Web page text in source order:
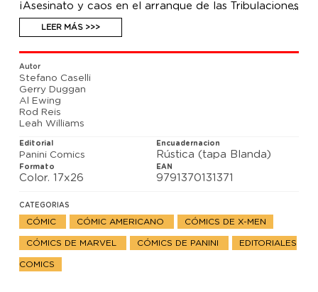
¡Asesinato y caos en el arranque de las Tribulaciones
de X! La Bruja Escarlata ha sido asesinada. Factor-X
investiga, mientras todas las pistas apuntan hacia
Magneto. SWORD aborda importantes asuntos
galácticos, como la Aniquilación Final. Un gran mal
acecha a Los Nuevos Mutantes desde las sombras.
Problemas en Irlanda exigen que Los Merodeadores
llamen a Banshee.
LEER MÁS >>>
Autor
Stefano Caselli
Gerry Duggan
Al Ewing
Rod Reis
Leah Williams
Editorial
Panini Comics
Encuadernacion
Rústica (tapa Blanda)
Formato
Color. 17x26
EAN
9791370131371
CATEGORIAS
CÓMIC CÓMIC AMERICANO CÓMICS DE X-MEN
CÓMICS DE MARVEL CÓMICS DE PANINI EDITORIALES
COMICS